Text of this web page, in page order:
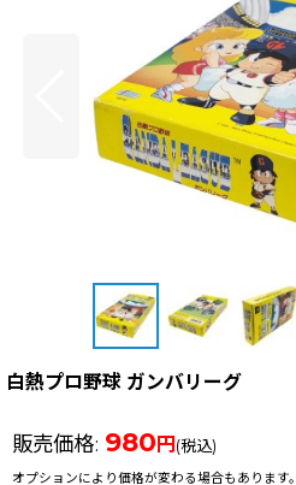
白熱プロ野球 ガンバリーグ
販売価格: 980 円 (税込)
オプションにより価格が変わる場合もあります。